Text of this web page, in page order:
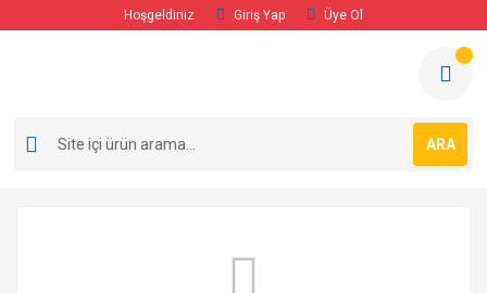
Hoşgeldiniz Giriş Yap Üye Ol
ARA